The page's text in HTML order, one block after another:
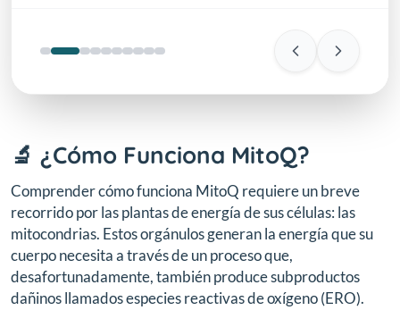
🔬 ¿Cómo Funciona MitoQ?
Comprender cómo funciona MitoQ requiere un breve
recorrido por las plantas de energía de sus células: las
mitocondrias. Estos orgánulos generan la energía que su
cuerpo necesita a través de un proceso que,
desafortunadamente, también produce subproductos
dañinos llamados especies reactivas de oxígeno (ERO).